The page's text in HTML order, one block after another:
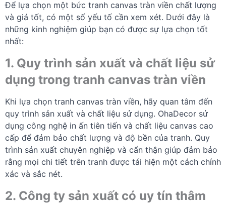
Để lựa chọn một bức tranh canvas tràn viền chất lượng
và giá tốt, có một số yếu tố cần xem xét. Dưới đây là
những kinh nghiệm giúp bạn có được sự lựa chọn tốt
nhất:
1. Quy trình sản xuất và chất liệu sử
dụng trong tranh canvas tràn viền
Khi lựa chọn tranh canvas tràn viền, hãy quan tâm đến
quy trình sản xuất và chất liệu sử dụng. OhaDecor sử
dụng công nghệ in ấn tiên tiến và chất liệu canvas cao
cấp để đảm bảo chất lượng và độ bền của tranh. Quy
trình sản xuất chuyên nghiệp và cẩn thận giúp đảm bảo
rằng mọi chi tiết trên tranh được tái hiện một cách chính
xác và sắc nét.
2. Công ty sản xuất có uy tín thâm